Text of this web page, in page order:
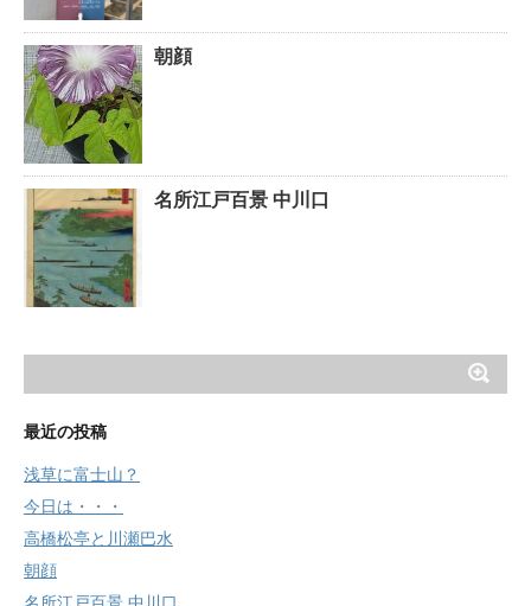
朝顔
名所江戸百景 中川口
最近の投稿
浅草に富士山？
今日は・・・
高橋松亭と川瀬巴水
朝顔